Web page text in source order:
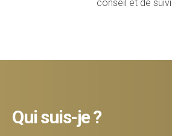
conseil et de suivi.
Qui suis-je ?